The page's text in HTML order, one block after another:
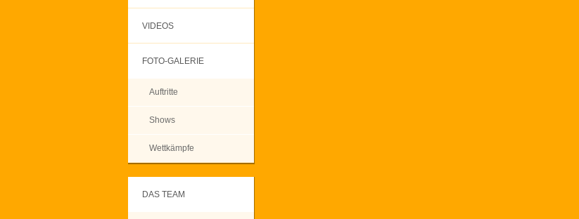
VIDEOS
FOTO-GALERIE
Auftritte
Shows
Wettkämpfe
DAS TEAM